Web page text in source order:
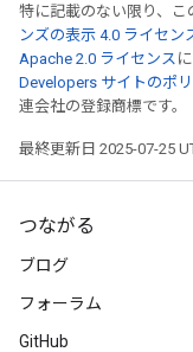
特に記載のない限り、
ンズの表示 4.0 ライセン
Apache 2.0 ライセンス
Developers サイトのポ
連会社の登録商標です。
最終更新日 2025-07-25
つながる
ブログ
フォーラム
GitHub